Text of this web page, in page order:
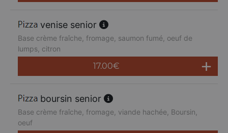
venise senior
Base crème fraîche, fromage, saumon fumé, oeuf de
lumps, citron
17.00€
boursin senior
Base crème fraîche, fromage, viande hachée, Boursin,
oeuf